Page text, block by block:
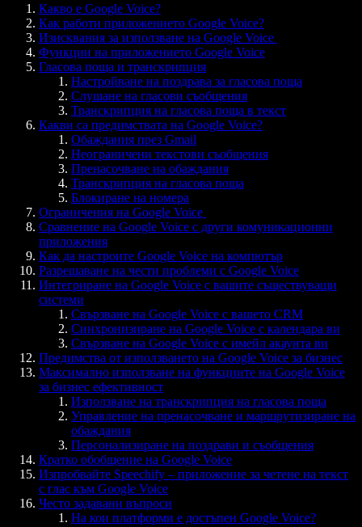
Какво е Google Voice?
Как работи приложението Google Voice?
Изисквания за използване на Google Voice
Функции на приложението Google Voice
Гласова поща и транскрипция
Настройване на поздрава за гласова поща
Слушане на гласови съобщения
Транскрипция на гласова поща в текст
Какви са предимствата на Google Voice?
Обаждания през Gmail
Неограничени текстови съобщения
Пренасочване на обаждания
Транскрипция на гласова поща
Блокиране на номера
Ограничения на Google Voice
Сравнение на Google Voice с други комуникационни
приложения
Как да настроите Google Voice на компютър
Разрешаване на чести проблеми с Google Voice
Интегриране на Google Voice с вашите съществуващи
системи
Свързване на Google Voice с вашето CRM
Синхронизиране на Google Voice с календара ви
Свързване на Google Voice с имейл акаунта ви
Предимства от използването на Google Voice за бизнес
Максимално използване на функциите на Google Voice
за бизнес ефективност
Използване на транскрипция на гласова поща
Управление на пренасочване и маршрутизиране на
обаждания
Персонализиране на поздрави и съобщения
Кратко обобщение на Google Voice
Изпробвайте Speechify – приложение за четене на текст
с глас към Google Voice
Често задавани въпроси
На кои платформи е достъпен Google Voice?